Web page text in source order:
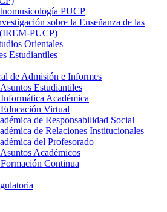
PUCP
sobre la Enseñanza de las
PUCP)
Orientales
Estudiantiles
de Admisión e Informes
Estudiantiles
Académica
Virtual
de Responsabilidad Social
de Relaciones Institucionales
del Profesorado
Académicos
Continua